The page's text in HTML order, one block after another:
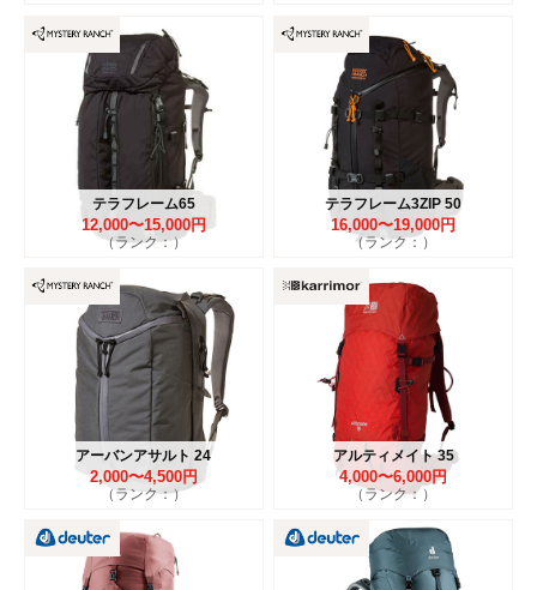
テラフレーム65
12,000〜15,000円
（ランク：）
テラフレーム3ZIP 50
16,000〜19,000円
（ランク：）
アーバンアサルト 24
2,000〜4,500円
（ランク：）
アルティメイト 35
4,000〜6,000円
（ランク：）